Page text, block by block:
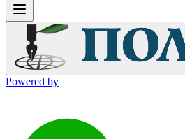
Powered by